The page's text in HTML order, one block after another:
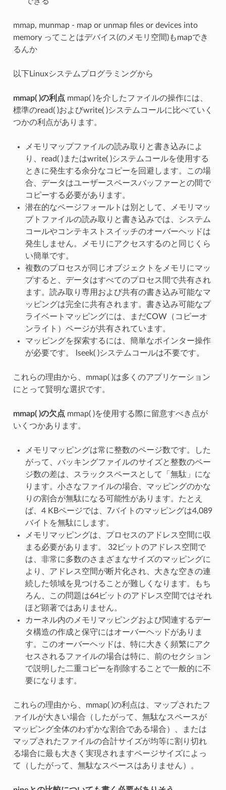
mmap, munmap - map or unmap files or devices into
memory ってことはデバイス(のメモリ空間)もmapでき
るんか
以下Linuxシステムプログラミングから
mmap( )の利点 mmap( )を介したファイルの操作には、
標準のread( )およびwrite( )システムコールに比べていく
つかの利点があります。
メモリマップファイルの読み取りと書き込みによ
り、read( )またはwrite( )システムコールを使用する
ときに発生する余分なコピーを回避します。この場
合、データはユーザースペースバッファーとの間で
コピーする必要があります。
潜在的なページフォールトは別として、メモリマッ
プトファイルの読み取りと書き込みでは、システム
コールやコンテキストスイッチのオーバーヘッドは
発生しません。メモリにアクセスするのと同じくら
い簡単です。
複数のプロセスが同じオブジェクトをメモリにマッ
プすると、データはすべてのプロセス間で共有され
ます。読み取り専用および共有の書き込み可能なマ
ッピングは完全に共有されます。書き込み可能なプ
ライベートマッピングには、まだCOW（コピーオ
ンライト）ページが共有されています。
マッピングを探索するには、簡単なポインター操作
が必要です。 lseek( )システムコールは不要です。
これらの理由から、mmap( )は多くのアプリケーション
にとって賢明な選択です。
mmap( )の欠点 mmap( )を使用する際に留意すべき点が
いくつかあります。
メモリマッピングは常に整数のページ数です。した
がって、バッキングファイルのサイズと整数のペー
ジ数の差は、スラックスペースとして「無駄」にな
ります。小さなファイルの場合、マッピングのかな
りの割合が無駄になる可能性があります。たとえ
ば、4 KBページでは、7バイトのマッピングは4,089
バイトを無駄にします。
メモリマッピングは、プロセスのアドレス空間に収
まる必要があります。 32ビットのアドレス空間で
は、非常に多数のさまざまなサイズのマッピングに
より、アドレス空間が断片化され、大きな空きの連
続した領域を見つけることが難しくなります。もち
ろん、この問題は64ビットのアドレス空間ではそれ
ほど顕著ではありません。
カーネル内のメモリマッピングおよび関連するデー
タ構造の作成と保守にはオーバーヘッドがありま
す。このオーバーヘッドは、特に大きく頻繁にアク
セスされるファイルの場合は特に、前のセクション
で説明した二重コピーを削除することで一般的に不
要になります。
これらの理由から、mmap( )の利点は、マップされたフ
ァイルが大きい場合（したがって、無駄なスペースが
マッピング全体のわずかな割合である場合）、または
マップされたファイルの合計サイズが均等に割り切れ
る場合に最も大きく実現されますページサイズによっ
て（したがって、無駄なスペースはありません）。